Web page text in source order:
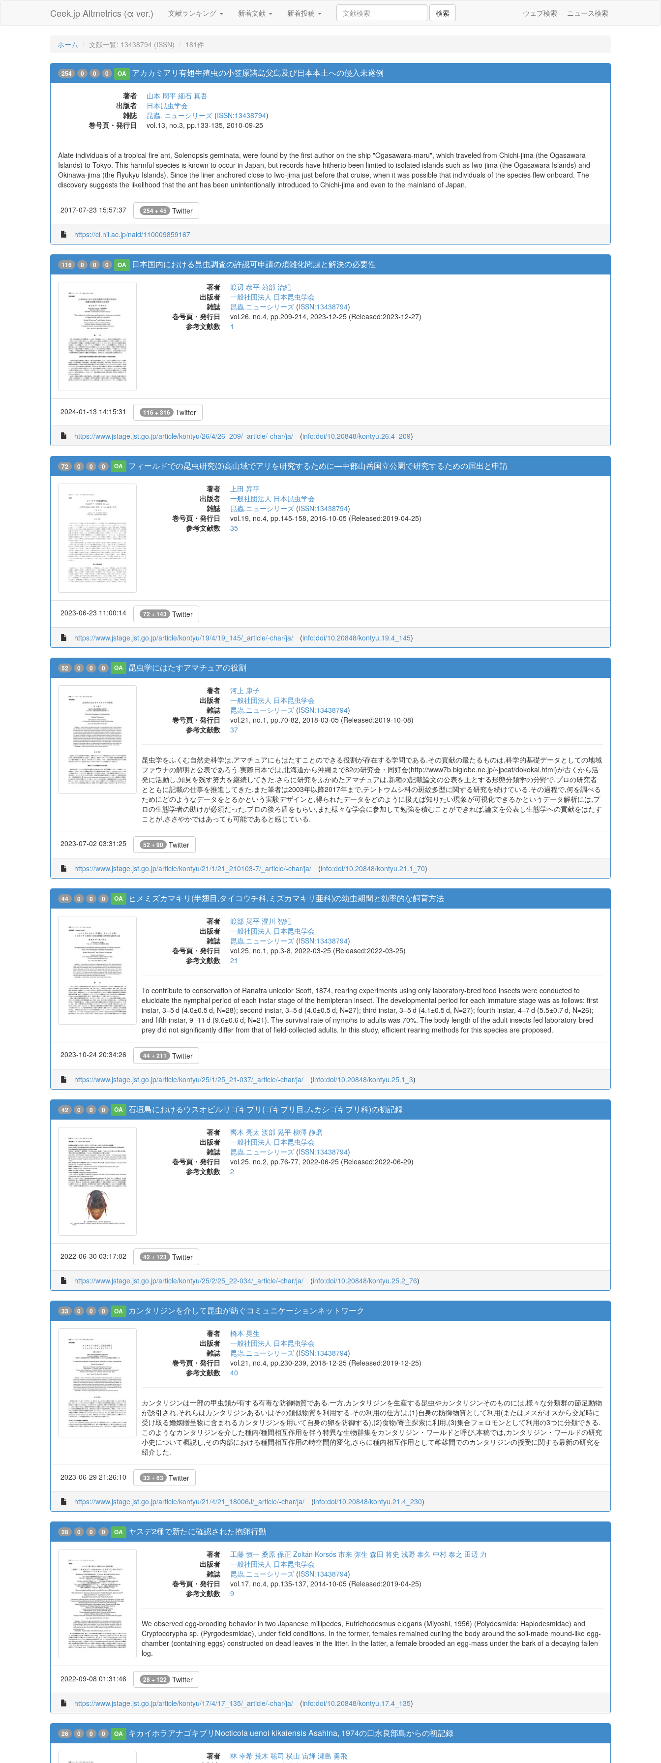
Ceek.jp Altmetrics (α ver.) 文献ランキング 新着文献 新着投稿 検索 ウェブ検索 ニュース検索
ホーム 文献一覧: 13438794 (ISSN) 181件
254 0 0 0 OA アカカミアリ有翅生殖虫の小笠原諸島父島及び日本本土への侵入未遂例
著者 山本 周平 細石 真吾
出版者
日本昆虫学会
雑誌
昆蟲. ニューシリーズ (ISSN:13438794)
巻号頁・発行日
vol.13, no.3, pp.133-135, 2010-09-25
Alate individuals of a tropical fire ant, Solenopsis geminata, were found by the first author on the ship "Ogasawara-maru", which traveled from Chichi-jima (the Ogasawara
Islands) to Tokyo. This harmful species is known to occur in Japan, but records have hitherto been limited to isolated islands such as Iwo-jima (the Ogasawara Islands) and
Okinawa-jima (the Ryukyu Islands). Since the liner anchored close to Iwo-jima just before that cruise, when it was possible that individuals of the species flew onboard. The
discovery suggests the likelihood that the ant has been unintentionally introduced to Chichi-jima and even to the mainland of Japan.
2017-07-23 15:57:37 254 + 45 Twitter
https://ci.nii.ac.jp/naid/110009859167
116 0 0 0 OA 日本国内における昆虫調査の許認可申請の煩雑化問題と解決の必要性
著者 渡辺 恭平 苅部 治紀
出版者
一般社団法人 日本昆虫学会
雑誌
昆蟲.ニューシリーズ (ISSN:13438794)
巻号頁・発行日
vol.26, no.4, pp.209-214, 2023-12-25 (Released:2023-12-27)
参考文献数
1
2024-01-13 14:15:31 116 + 316 Twitter
https://www.jstage.jst.go.jp/article/kontyu/26/4/26_209/_article/-char/ja/ (info:doi/10.20848/kontyu.26.4_209)
72 0 0 0 OA フィールドでの昆虫研究(3)高山域でアリを研究するために—中部山岳国立公園で研究するための届出と申請
著者
上田 昇平
出版者
一般社団法人 日本昆虫学会
雑誌
昆蟲.ニューシリーズ (ISSN:13438794)
巻号頁・発行日
vol.19, no.4, pp.145-158, 2016-10-05 (Released:2019-04-25)
参考文献数
35
2023-06-23 11:00:14 72 + 143 Twitter
https://www.jstage.jst.go.jp/article/kontyu/19/4/19_145/_article/-char/ja/ (info:doi/10.20848/kontyu.19.4_145)
52 0 0 0 OA 昆虫学にはたすアマチュアの役割
著者
河上 康子
出版者
一般社団法人 日本昆虫学会
雑誌
昆蟲.ニューシリーズ (ISSN:13438794)
巻号頁・発行日
vol.21, no.1, pp.70-82, 2018-03-05 (Released:2019-10-08)
参考文献数
37
昆虫学をふくむ自然史科学は,アマチュアにもはたすことのできる役割が存在する学問である.その貢献の最たるものは,科学的基礎データとしての地域
ファウナの解明と公表であろう.実際日本では,北海道から沖縄まで82の研究会・同好会(http://www7b.biglobe.ne.jp/~jpcat/dokokai.html)が古くから活
発に活動し,知見を残す努力を継続してきた.さらに研究をふかめたアマチュアは,新種の記載論文の公表を主とする形態分類学の分野で,プロの研究者
とともに記載の仕事を推進してきた.また筆者は2003年以降2017年まで,テントウムシ科の斑紋多型に関する研究を続けている.その過程で,何を調べる
ためにどのようなデータをとるかという実験デザインと,得られたデータをどのように扱えば知りたい現象が可視化できるかというデータ解析には,プ
ロの生態学者の助けが必須だった.プロの後ろ盾をもらい,また様々な学会に参加して勉強を積むことができれば,論文を公表し生態学への貢献をはたす
ことが,ささやかではあっても可能であると感じている.
2023-07-02 03:31:25 52 + 90 Twitter
https://www.jstage.jst.go.jp/article/kontyu/21/1/21_210103-7/_article/-char/ja/ (info:doi/10.20848/kontyu.21.1_70)
44 0 0 0 OA ヒメミズカマキリ(半翅目,タイコウチ科,ミズカマキリ亜科)の幼虫期間と効率的な飼育方法
著者 渡部 晃平 澄川 智紀
出版者
一般社団法人 日本昆虫学会
雑誌
昆蟲.ニューシリーズ (ISSN:13438794)
巻号頁・発行日
vol.25, no.1, pp.3-8, 2022-03-25 (Released:2022-03-25)
参考文献数
21
To contribute to conservation of Ranatra unicolor Scott, 1874, rearing experiments using only laboratory-bred food insects were conducted to
elucidate the nymphal period of each instar stage of the hemipteran insect. The developmental period for each immature stage was as follows: first
instar, 3–5 d (4.0±0.5 d, N=28); second instar, 3–5 d (4.0±0.5 d, N=27); third instar, 3–5 d (4.1±0.5 d, N=27); fourth instar, 4–7 d (5.5±0.7 d, N=26);
and fifth instar, 9–11 d (9.6±0.6 d, N=21). The survival rate of nymphs to adults was 70%. The body length of the adult insects fed laboratory-bred
prey did not significantly differ from that of field-collected adults. In this study, efficient rearing methods for this species are proposed.
2023-10-24 20:34:26 44 + 211 Twitter
https://www.jstage.jst.go.jp/article/kontyu/25/1/25_21-037/_article/-char/ja/ (info:doi/10.20848/kontyu.25.1_3)
42 0 0 0 OA 石垣島におけるウスオビルリゴキブリ(ゴキブリ目,ムカシゴキブリ科)の初記録
著者 齊木 亮太 渡部 晃平 柳澤 静磨
出版者
一般社団法人 日本昆虫学会
雑誌
昆蟲.ニューシリーズ (ISSN:13438794)
巻号頁・発行日
vol.25, no.2, pp.76-77, 2022-06-25 (Released:2022-06-29)
参考文献数
2
2022-06-30 03:17:02 42 + 123 Twitter
https://www.jstage.jst.go.jp/article/kontyu/25/2/25_22-034/_article/-char/ja/ (info:doi/10.20848/kontyu.25.2_76)
33 0 0 0 OA カンタリジンを介して昆虫が紡ぐコミュニケーションネットワーク
著者
橋本 晃生
出版者
一般社団法人 日本昆虫学会
雑誌
昆蟲.ニューシリーズ (ISSN:13438794)
巻号頁・発行日
vol.21, no.4, pp.230-239, 2018-12-25 (Released:2019-12-25)
参考文献数
40
カンタリジンは一部の甲虫類が有する有毒な防御物質である.一方,カンタリジンを生産する昆虫やカンタリジンそのものには,様々な分類群の節足動物
が誘引され,それらはカンタリジンあるいはその類似物質を利用する.その利用の仕方は,(1)自身の防御物質として利用(またはメスがオスから交尾時に
受け取る婚姻贈呈物に含まれるカンタリジンを用いて自身の卵を防御する),(2)食物/寄主探索に利用,(3)集合フェロモンとして利用の3つに分類できる.
このようなカンタリジンを介した種内/種間相互作用を伴う特異な生物群集をカンタリジン・ワールドと呼び,本稿では,カンタリジン・ワールドの研究
小史について概説し,その内部における種間相互作用の時空間的変化,さらに種内相互作用として雌雄間でのカンタリジンの授受に関する最新の研究を
紹介した.
2023-06-29 21:26:10 33 + 63 Twitter
https://www.jstage.jst.go.jp/article/kontyu/21/4/21_18006J/_article/-char/ja/ (info:doi/10.20848/kontyu.21.4_230)
28 0 0 0 OA ヤスデ2種で新たに確認された抱卵行動
著者 工藤 慎一 桑原 保正 Zoltán Korsós 市来 弥生 森田 将史 浅野 泰久 中村 泰之 田辺 力
出版者
一般社団法人 日本昆虫学会
雑誌
昆蟲.ニューシリーズ (ISSN:13438794)
巻号頁・発行日
vol.17, no.4, pp.135-137, 2014-10-05 (Released:2019-04-25)
参考文献数
9
We observed egg-brooding behavior in two Japanese millipedes, Eutrichodesmus elegans (Miyoshi, 1956) (Polydesmida: Haplodesmidae) and
Cryptocorypha sp. (Pyrgodesmidae), under field conditions. In the former, females remained curling the body around the soil-made mound-like egg-
chamber (containing eggs) constructed on dead leaves in the litter. In the latter, a female brooded an egg-mass under the bark of a decaying fallen
log.
2022-09-08 01:31:46 28 + 122 Twitter
https://www.jstage.jst.go.jp/article/kontyu/17/4/17_135/_article/-char/ja/ (info:doi/10.20848/kontyu.17.4_135)
26 0 0 0 OA キカイホラアナゴキブリNocticola uenoi kikaiensis Asahina, 1974の口永良部島からの初記録
著者 林 幸希 荒木 聡司 横山 宙輝 瀬島 勇飛